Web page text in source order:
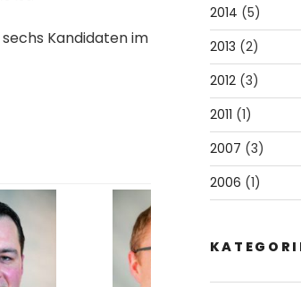
Kandidaten im
2014 (5)
2013 (2)
2012(3)
2011 (1)
2007 (3)
2006 (1)